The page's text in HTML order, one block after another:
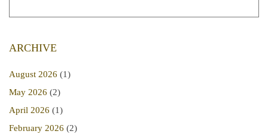
ARCHIVE
August 2026 (1)
May 2026 (2)
April 2026 (1)
February 2026 (2)